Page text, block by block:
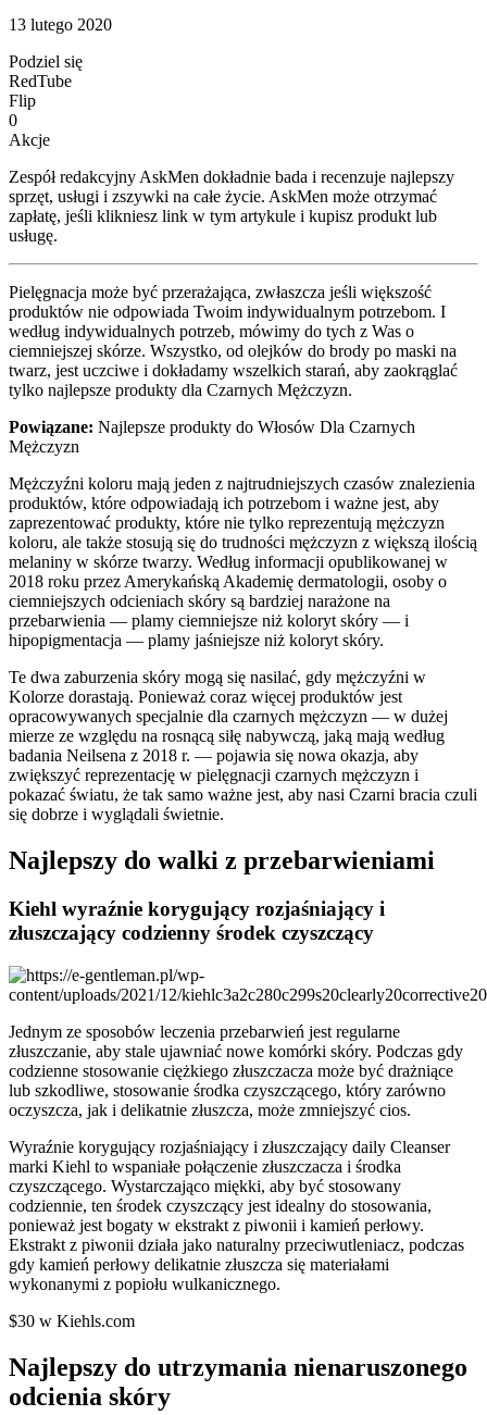
13 lutego 2020
Podziel się
RedTube
Flip
0
Akcje
Zespół redakcyjny AskMen dokładnie bada i recenzuje najlepszy
sprzęt, usługi i zszywki na całe życie. AskMen może otrzymać
zapłatę, jeśli klikniesz link w tym artykule i kupisz produkt lub
usługę.
Pielęgnacja może być przerażająca, zwłaszcza jeśli większość
produktów nie odpowiada Twoim indywidualnym potrzebom. I
według indywidualnych potrzeb, mówimy do tych z Was o
ciemniejszej skórze. Wszystko, od olejków do brody po maski na
twarz, jest uczciwe i dokładamy wszelkich starań, aby zaokrąglać
tylko najlepsze produkty dla Czarnych Mężczyzn.
Powiązane: Najlepsze produkty do Włosów Dla Czarnych
Mężczyzn
Mężczyźni koloru mają jeden z najtrudniejszych czasów znalezienia
produktów, które odpowiadają ich potrzebom i ważne jest, aby
zaprezentować produkty, które nie tylko reprezentują mężczyzn
koloru, ale także stosują się do trudności mężczyzn z większą ilością
melaniny w skórze twarzy. Według informacji opublikowanej w
2018 roku przez Amerykańską Akademię dermatologii, osoby o
ciemniejszych odcieniach skóry są bardziej narażone na
przebarwienia — plamy ciemniejsze niż koloryt skóry — i
hipopigmentacja — plamy jaśniejsze niż koloryt skóry.
Te dwa zaburzenia skóry mogą się nasilać, gdy mężczyźni w
Kolorze dorastają. Ponieważ coraz więcej produktów jest
opracowywanych specjalnie dla czarnych mężczyzn — w dużej
mierze ze względu na rosnącą siłę nabywczą, jaką mają według
badania Neilsena z 2018 r. — pojawia się nowa okazja, aby
zwiększyć reprezentację w pielęgnacji czarnych mężczyzn i
pokazać światu, że tak samo ważne jest, aby nasi Czarni bracia czuli
się dobrze i wyglądali świetnie.
Najlepszy do walki z przebarwieniami
Kiehl wyraźnie korygujący rozjaśniający i
złuszczający codzienny środek czyszczący
Jednym ze sposobów leczenia przebarwień jest regularne
złuszczanie, aby stale ujawniać nowe komórki skóry. Podczas gdy
codzienne stosowanie ciężkiego złuszczacza może być drażniące
lub szkodliwe, stosowanie środka czyszczącego, który zarówno
oczyszcza, jak i delikatnie złuszcza, może zmniejszyć cios.
Wyraźnie korygujący rozjaśniający i złuszczający daily Cleanser
marki Kiehl to wspaniałe połączenie złuszczacza i środka
czyszczącego. Wystarczająco miękki, aby być stosowany
codziennie, ten środek czyszczący jest idealny do stosowania,
ponieważ jest bogaty w ekstrakt z piwonii i kamień perłowy.
Ekstrakt z piwonii działa jako naturalny przeciwutleniacz, podczas
gdy kamień perłowy delikatnie złuszcza się materiałami
wykonanymi z popiołu wulkanicznego.
$30 w Kiehls.com
Najlepszy do utrzymania nienaruszonego
odcienia skóry